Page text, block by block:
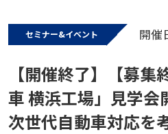
セミナー&イベント 開催
【開催終了】【募
車 横浜工場」見学会
次世代自動車対応を